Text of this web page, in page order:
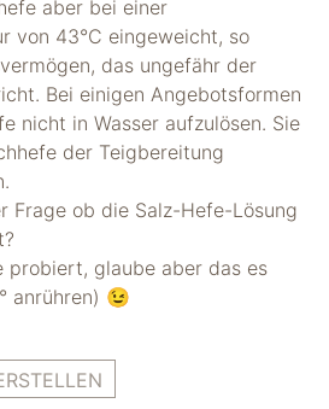
aber bei einer
von 43°C eingeweicht, so
das ungefähr der
Bei einigen Angebotsformen
nicht in Wasser aufzulösen. Sie
der Teigbereitung
Frage ob die Salz-Hefe-Lösung
probiert, glaube aber das es
anrühren) 😉